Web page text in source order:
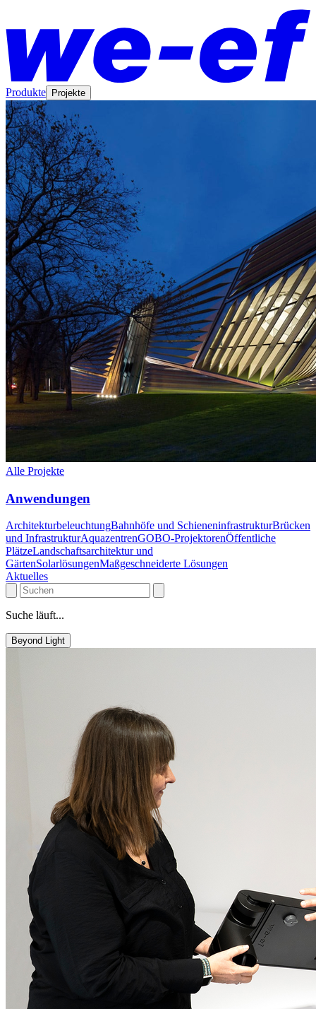
Produkte Projekte
Alle Projekte
Anwendungen
ArchitekturbeleuchtungBahnhöfe und SchieneninfrastrukturBrücken
und InfrastrukturAquazentrenGOBO-ProjektorenÖffentliche
PlätzeLandschaftsarchitektur und
GärtenSolarlösungenMaßgeschneiderte Lösungen
Aktuelles
Suche läuft...
Beyond Light